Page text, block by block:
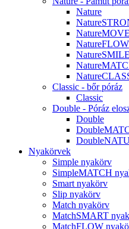
Nature
NatureFLOW
NatureSMILE
Classic - bőr póráz
Classic
Double - Póráz
Double
Nyakörvek
Simple nyakörv
SimpleMATCH
Smart nyakörv
Slip nyakörv
Match nyakörv
MatchSMART
MatchFLOW